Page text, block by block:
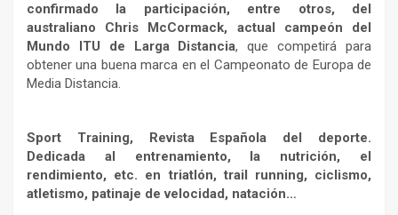
confirmado la participación, entre otros, del
australiano Chris McCormack, actual campeón del
Mundo ITU de Larga Distancia, que competirá para
obtener una buena marca en el Campeonato de Europa de
Media Distancia.
Sport Training, Revista Española del deporte.
Dedicada al entrenamiento, la nutrición, el
rendimiento, etc. en triatlón, trail running, ciclismo,
atletismo, patinaje de velocidad, natación…